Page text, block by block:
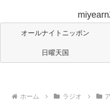
オールナイトニッポン
日曜天国
ホーム ラジオ